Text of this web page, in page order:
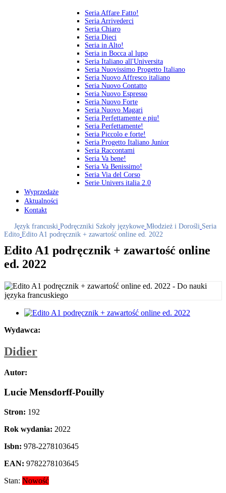
Seria Affare Fatto!
Seria Arrivederci
Seria Chiaro
Seria Dieci
Seria in Alto!
Seria in Bocca al lupo
Seria Italiano all'Universita
Seria Nuovissimo Progetto Italiano
Seria Nuovo Affresco italiano
Seria Nuovo Contatto
Seria Nuovo Espresso
Seria Nuovo Forte
Seria Nuovo Magari
Seria Perfettamente e piu!
Seria Perfettamente!
Seria Piccolo e forte!
Seria Progetto Italiano Junior
Seria Raccontami
Seria Va bene!
Seria Va Benissimo!
Seria Via del Corso
Serie Univers italia 2.0
Wyprzedaże
Aktualności
Kontakt
Język francuski Podręczniki Szkoły językowe Młodzież i Dorośli Seria
Edito Edito A1 podręcznik + zawartość online ed. 2022
Edito A1 podręcznik + zawartość online
ed. 2022
Wydawca:
Didier
Autor:
Lucie Mensdorff-Pouilly
Stron: 192
Rok wydania: 2022
Isbn: 978-2278103645
EAN: 9782278103645
Stan: Nowość